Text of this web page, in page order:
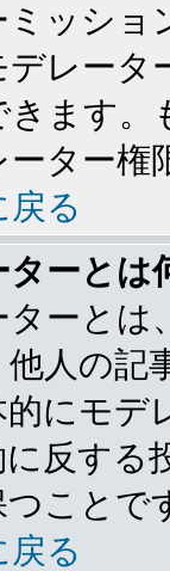
ミッショ
デレータ
きます。
ーター権
戻る
ターとは
ターとは
他人の記
にモデ
反する
ことで
戻る